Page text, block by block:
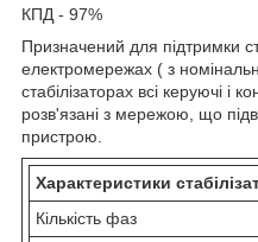
КПД - 97%
Призначений для підтримки
електромережах ( з
стабілізаторах всі керуючі і
розв'язані з мережою, що
пристрою.
Характеристики
Кількість фаз